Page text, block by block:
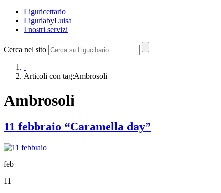
Liguricettario
LiguriabyLuisa
I nostri servizi
Cerca nel sito
Articoli con tag:Ambrosoli
Ambrosoli
11 febbraio “Caramella day”
feb
11